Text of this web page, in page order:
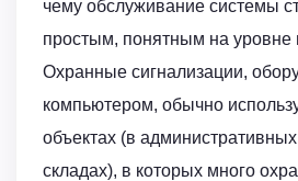
чему обслуживание системы
простым, понятным на уровне
Охранные сигнализации,
компьютером, обычно
объектах (в
складах), в которых много